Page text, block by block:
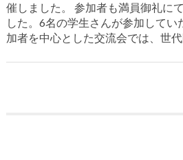
催しました。 参加者も満員御礼に
した。6名の学生さんが参加して
加者を中心とした交流会では、世